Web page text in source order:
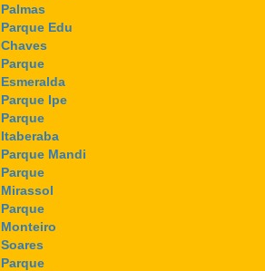
Palmas
Parque Edu
Chaves
Parque
Esmeralda
Parque Ipe
Parque
Itaberaba
Parque Mandi
Parque
Mirassol
Parque
Monteiro
Soares
Parque